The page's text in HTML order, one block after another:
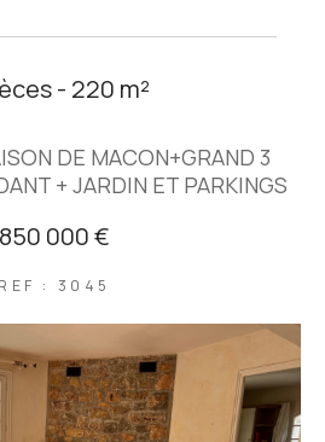
- 220 m²
DE MACON+GRAND 3
+ JARDIN ET PARKINGS
850 000 €
REF : 3045